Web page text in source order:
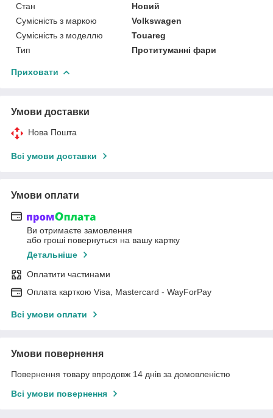
Стан
Новий
Сумісність з маркою
Volkswagen
Сумісність з моделлю
Touareg
Тип
Протитуманні фари
Приховати
Умови доставки
Нова Пошта
Всі умови доставки
Умови оплати
Ви отримаєте замовлення
або гроші повернуться на вашу картку
Детальніше
Оплатити частинами
Оплата карткою Visa, Mastercard - WayForPay
Всі умови оплати
Умови повернення
Повернення товару впродовж 14 днів за домовленістю
Всі умови повернення